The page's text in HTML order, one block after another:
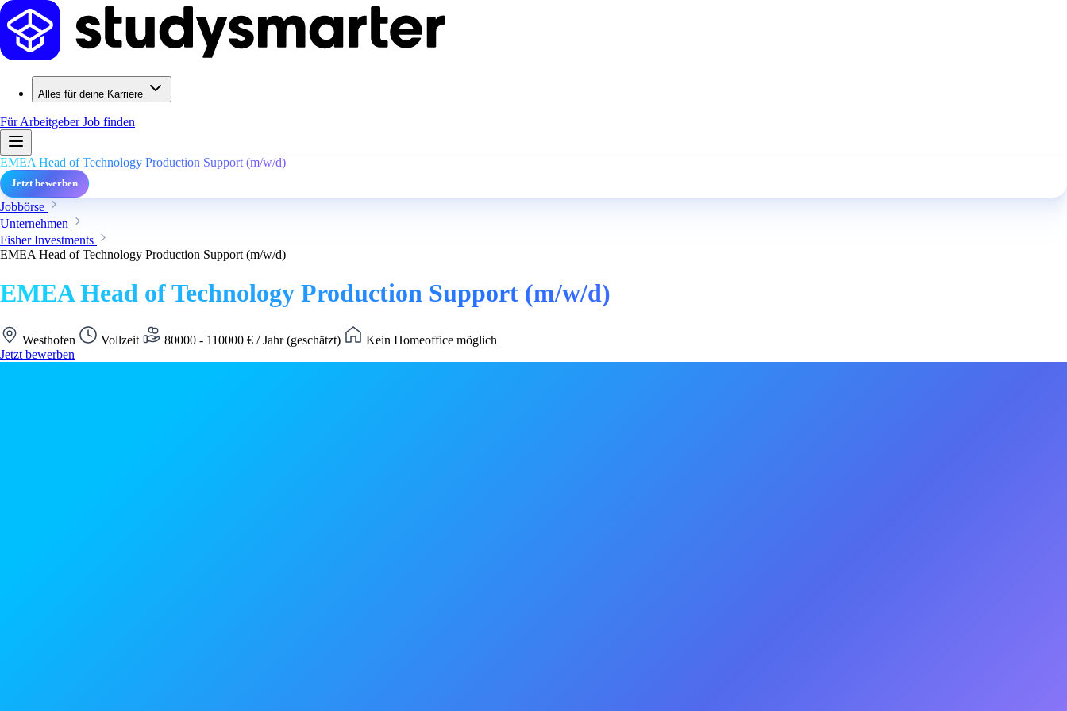
Alles für deine Karriere
Für ArbeitgeberJob finden
EMEA Head of Technology Production Support (m/w/d)
Jetzt bewerben
Jobbörse
Unternehmen
Fisher Investments
EMEA Head of Technology Production Support (m/w/d)
EMEA Head of Technology Production Support (m/w/d)
Westhofen Vollzeit 80000 - 110000 € / Jahr (geschätzt)
Kein Homeoffice möglich
Jetzt bewerben